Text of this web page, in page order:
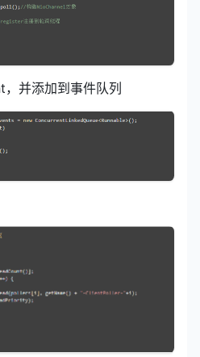
并添加到事件队列